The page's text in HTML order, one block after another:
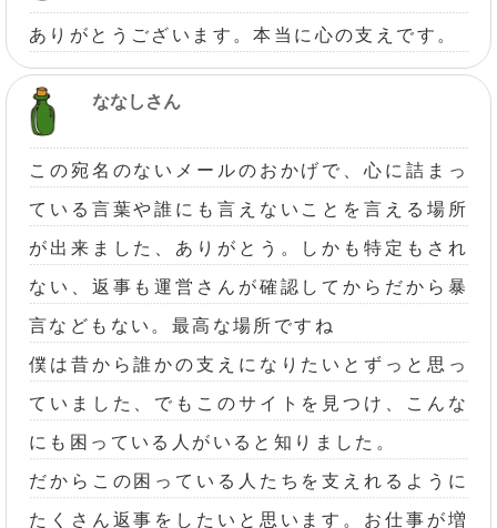
ありがとうございます。本当に心の支えです。
ななしさん
この宛名のないメールのおかげで、心に詰まっ
ている言葉や誰にも言えないことを言える場所
が出来ました、ありがとう。しかも特定もされ
ない、返事も運営さんが確認してからだから暴
言などもない。最高な場所ですね
僕は昔から誰かの支えになりたいとずっと思っ
ていました、でもこのサイトを見つけ、こんな
にも困っている人がいると知りました。
だからこの困っている人たちを支えれるように
たくさん返事をしたいと思います。お仕事が増